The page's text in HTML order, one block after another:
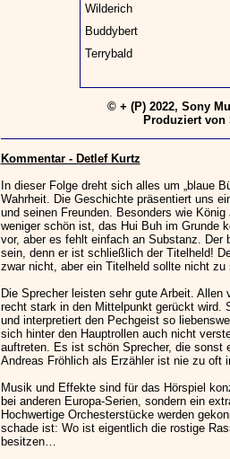
Wilderich
Buddybert
Terrybald
© + (P) 2022, Sony
Produziert von
Kommentar - Detlef Kurtz
In dieser Folge dreht sich alles um „blaue
Wahrheit. Die Geschichte präsentiert uns
und seinen Freunden. Besonders wie
weniger schön ist, das Hui Buh im Grunde
vor, aber es fehlt einfach an Substanz.
sein, denn er ist schließlich der Titelheld!
zwar nicht, aber ein Titelheld sollte nicht
Die Sprecher leisten sehr gute Arbeit.
recht stark in den Mittelpunkt gerückt wird.
und interpretiert den Pechgeist so
sich hinter den Hauptrollen auch nicht
auftreten. Es ist schön Sprecher, die sonst
Andreas Fröhlich als Erzähler ist nie zu oft
Musik und Effekte sind für das Hörspiel
bei anderen Europa-Serien, sondern ein
Hochwertige Orchesterstücke werden
schade ist: Wo ist eigentlich die rostige
besitzen…